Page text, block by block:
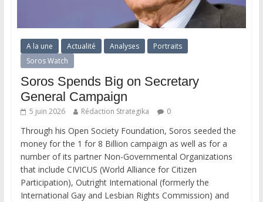
A la une Actualité Analyses
Portraits
Soros Watch
Soros Spends Big on Secretary
General Campaign
5 juin 2026 Rédaction Strategika 0
Through his Open Society Foundation, Soros seeded the
money for the 1 for 8 Billion campaign as well as for a
number of its partner Non-Governmental Organizations
that include CIVICUS (World Alliance for Citizen
Participation), Outright International (formerly the
International Gay and Lesbian Rights Commission) and